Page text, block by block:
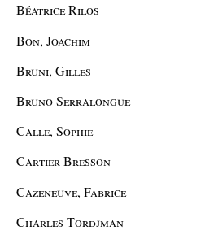
Béatrice Rilos
Bon, Joachim
Bruni, Gilles
Bruno Serralongue
Calle, Sophie
Cartier-Bresson
Cazeneuve, Fabrice
Charles Tordjman